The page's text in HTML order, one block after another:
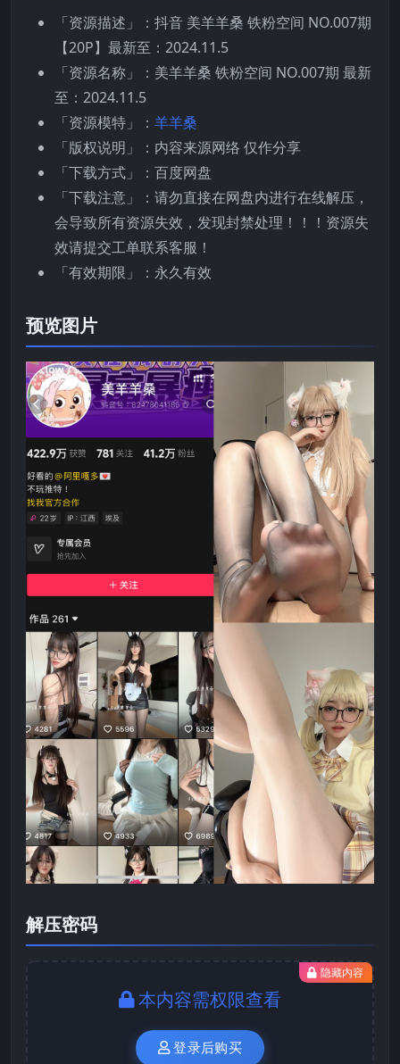
「资源描述」：抖音 美羊羊桑 铁粉空间 NO.007期
【20P】最新至：2024.11.5
「资源名称」：美羊羊桑 铁粉空间 NO.007期 最新
至：2024.11.5
「资源模特」： 羊羊桑
「版权说明」：内容来源网络 仅作分享
「下载方式」：百度网盘
「下载注意」：请勿直接在网盘内进行在线解压，
会导致所有资源失效，发现封禁处理！！！资源失
效请提交工单联系客服！
「有效期限」：永久有效
预览图片
解压密码
隐藏内容
本内容需权限查看
登录后购买